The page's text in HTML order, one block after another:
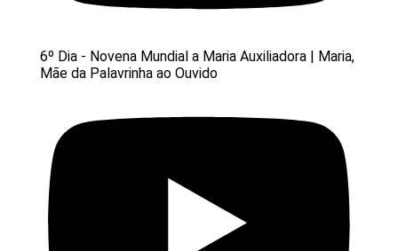
6º Dia - Novena Mundial a Maria Auxiliadora | Maria,
Mãe da Palavrinha ao Ouvido